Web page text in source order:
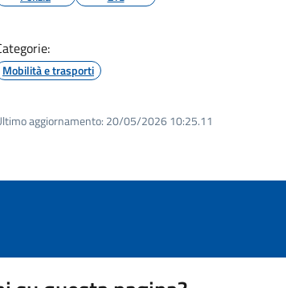
Mobilità e trasporti
aggiornamento: 20/05/2026 10:25.11